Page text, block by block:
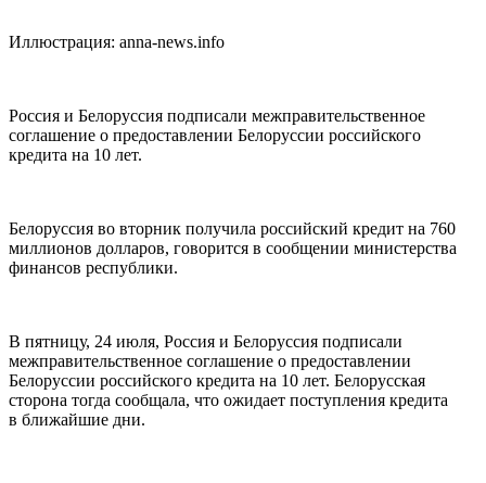
Иллюстрация: anna-news.info
Россия и Белоруссия подписали межправительственное
соглашение о предоставлении Белоруссии российского
кредита на 10 лет.
Белоруссия во вторник получила российский кредит на 760
миллионов долларов, говорится в сообщении министерства
финансов республики.
В пятницу, 24 июля, Россия и Белоруссия подписали
межправительственное соглашение о предоставлении
Белоруссии российского кредита на 10 лет. Белорусская
сторона тогда сообщала, что ожидает поступления кредита
в ближайшие дни.